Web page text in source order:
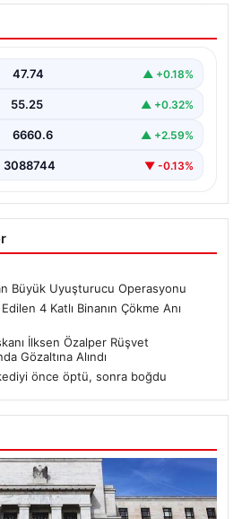
Büyük
bir operasyonda, yüklü miktarda
47.74 ▲ +0.18%
55.25 ▲ +0.32%
6660.6 ▲ +2.59%
3088744 ▼ -0.13%
Büyük Uyuşturucu Operasyonu
4 Katlı Binanın Çökme Anı
İlksen Özalper Rüşvet
Gözaltına Alındı
önce öptü, sonra boğdu